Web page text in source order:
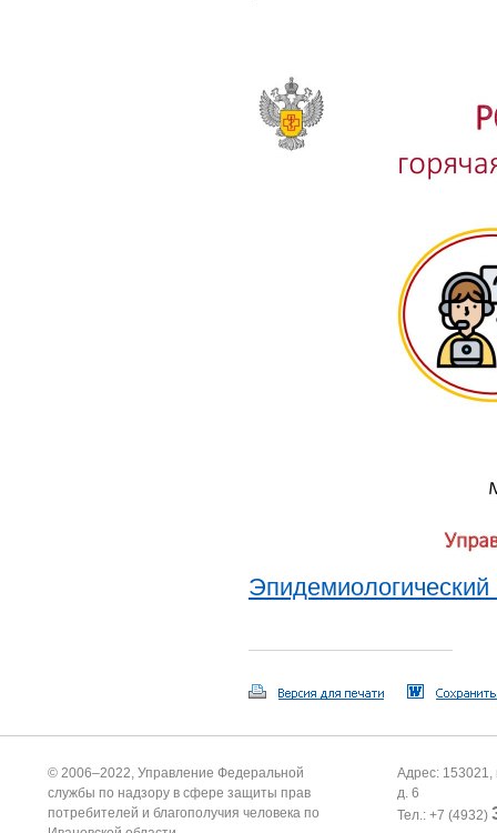
Эпидемиологический
© 2006–2022, Управление Федеральной
службы по надзору в сфере защиты прав
потребителей и благополучия человека по
Адрес: 153021,
д. 6
Тел.: +7 (4932)